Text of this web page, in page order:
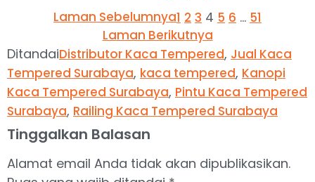
Laman Sebelumnya1 2 3 4 5 6 … 51
Laman Berikutnya
DitandaiDistributor Kaca Tempered, Jual Kaca
Tempered Surabaya, kaca tempered, Kanopi
Kaca Tempered Surabaya, Pintu Kaca Tempered
Surabaya, Railing Kaca Tempered Surabaya
Tinggalkan Balasan
Alamat email Anda tidak akan dipublikasikan.